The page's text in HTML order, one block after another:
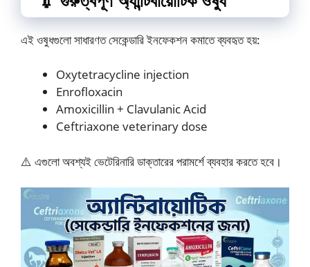
এই ওষুধগুলো সাধারণত সেকেন্ডারি ইনফেকশন কমাতে ব্যবহৃত হয়:
Oxytetracycline injection
Enrofloxacin
Amoxicillin + Clavulanic Acid
Ceftriaxone veterinary dose
⚠️ এগুলো অবশ্যই ভেটেরিনারি ডাক্তারের পরামর্শে ব্যবহার করতে হবে।